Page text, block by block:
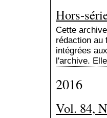
Hors-
Cette
rédaction au
intégrées
l'archive.
2016
Vol. 84,